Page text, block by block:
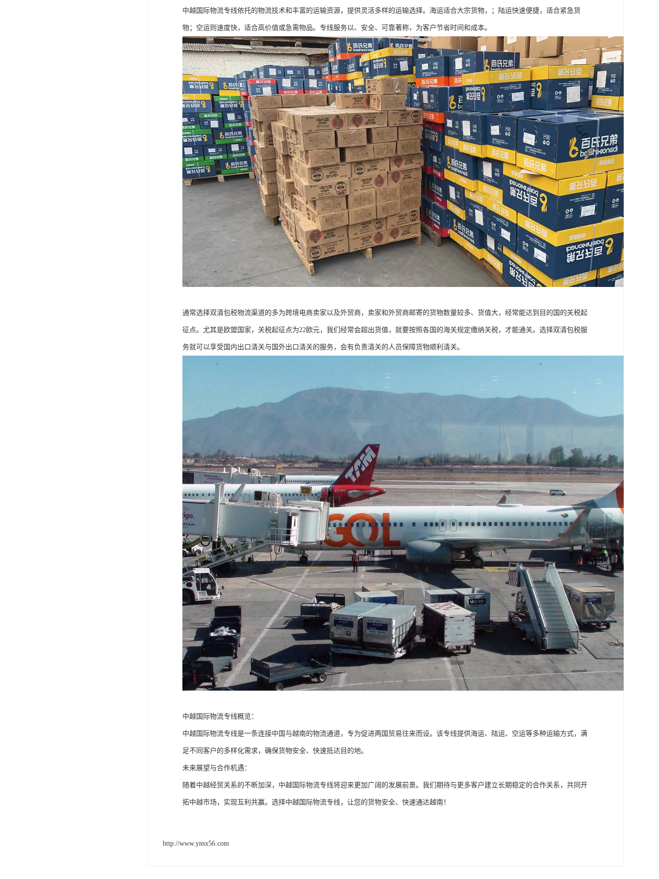
中越国际物流专线依托的物流技术和丰富的运输资源，提供灵活多样的运输选择。海运适合大宗货物，；陆运快速便捷，适合紧急货
物；空运则速度快，适合高价值或急需物品。专线服务以、安全、可靠著称，为客户节省时间和成本。
通常选择双清包税物流渠道的多为跨境电商卖家以及外贸商，卖家和外贸商邮寄的货物数量较多、货值大，经常能达到目的国的关税起
征点。尤其是欧盟国家，关税起征点为22欧元，我们经常会超出货值，就要按照各国的海关规定缴纳关税，才能通关。选择双清包税服
务就可以享受国内出口清关与国外出口清关的服务，会有负责清关的人员保障货物顺利清关。
中越国际物流专线概览：
中越国际物流专线是一条连接中国与越南的物流通道，专为促进两国贸易往来而设。该专线提供海运、陆运、空运等多种运输方式，满
足不同客户的多样化需求，确保货物安全、快速抵达目的地。
未来展望与合作机遇：
随着中越经贸关系的不断加深，中越国际物流专线将迎来更加广阔的发展前景。我们期待与更多客户建立长期稳定的合作关系，共同开
拓中越市场，实现互利共赢。选择中越国际物流专线，让您的货物安全、快速通达越南！
http://www.ynsx56.com